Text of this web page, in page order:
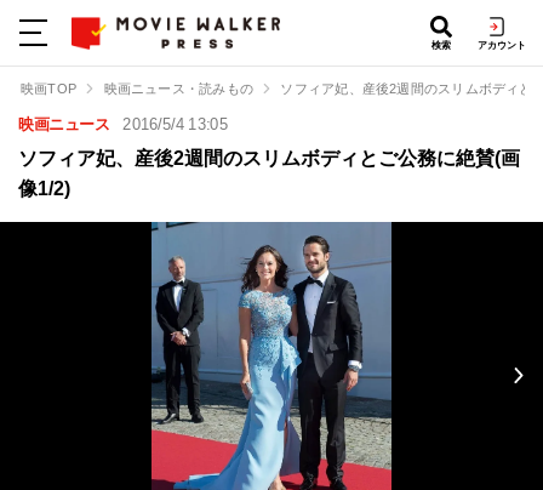
検索 アカウント
映画TOP 映画ニュース・読みもの ソフィア妃、産後2週間のスリムボディと
映画ニュース 2016/5/4 13:05
ソフィア妃、産後2週間のスリムボディとご公務に絶賛(画
像1/2)